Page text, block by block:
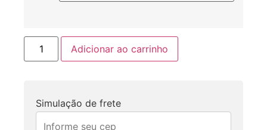
Adicionar ao carrinho
Simulação de frete